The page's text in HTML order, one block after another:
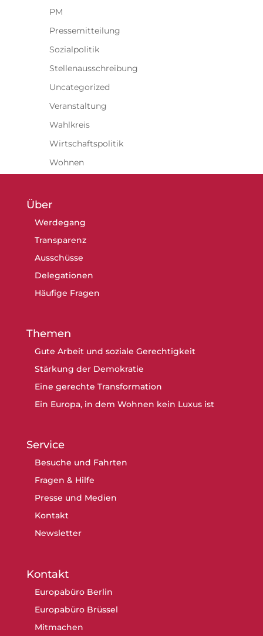
PM
Pressemitteilung
Sozialpolitik
Stellenausschreibung
Uncategorized
Veranstaltung
Wahlkreis
Wirtschaftspolitik
Wohnen
Über
Werdegang
Transparenz
Ausschüsse
Delegationen
Häufige Fragen
Themen
Gute Arbeit und soziale Gerechtigkeit
Stärkung der Demokratie
Eine gerechte Transformation
Ein Europa, in dem Wohnen kein Luxus ist
Service
Besuche und Fahrten
Fragen & Hilfe
Presse und Medien
Kontakt
Newsletter
Kontakt
Europabüro Berlin
Europabüro Brüssel
Mitmachen